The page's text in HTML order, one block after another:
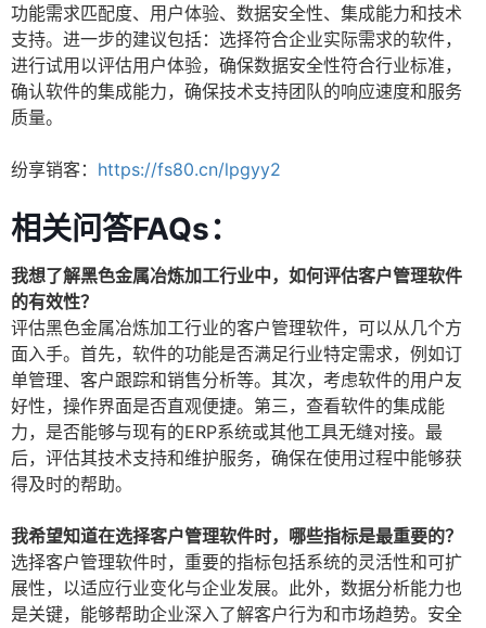
功能需求匹配度、用户体验、数据安全性、集成能力和技术
支持。进一步的建议包括：选择符合企业实际需求的软件，
进行试用以评估用户体验，确保数据安全性符合行业标准，
确认软件的集成能力，确保技术支持团队的响应速度和服务
质量。
纷享销客： https://fs80.cn/lpgyy2
相关问答FAQs：
我想了解黑色金属冶炼加工行业中，如何评估客户管理软件
的有效性？
评估黑色金属冶炼加工行业的客户管理软件，可以从几个方
面入手。首先，软件的功能是否满足行业特定需求，例如订
单管理、客户跟踪和销售分析等。其次，考虑软件的用户友
好性，操作界面是否直观便捷。第三，查看软件的集成能
力，是否能够与现有的ERP系统或其他工具无缝对接。最
后，评估其技术支持和维护服务，确保在使用过程中能够获
得及时的帮助。
我希望知道在选择客户管理软件时，哪些指标是最重要的？
选择客户管理软件时，重要的指标包括系统的灵活性和可扩
展性，以适应行业变化与企业发展。此外，数据分析能力也
是关键，能够帮助企业深入了解客户行为和市场趋势。安全